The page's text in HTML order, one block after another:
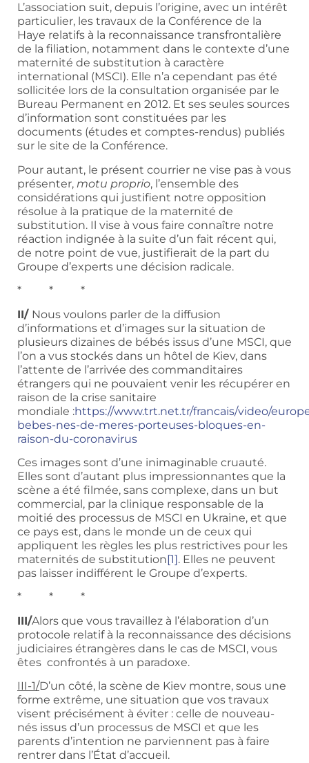
L’association suit, depuis l’origine, avec un intérêt
particulier, les travaux de la Conférence de la
Haye relatifs à la reconnaissance transfrontalière
de la filiation, notamment dans le contexte d’une
maternité de substitution à caractère
international (MSCI). Elle n’a cependant pas été
sollicitée lors de la consultation organisée par le
Bureau Permanent en 2012. Et ses seules sources
d’information sont constituées par les
documents (études et comptes-rendus) publiés
sur le site de la Conférence.
Pour autant, le présent courrier ne vise pas à vous
présenter, motu proprio, l’ensemble des
considérations qui justifient notre opposition
résolue à la pratique de la maternité de
substitution. Il vise à vous faire connaître notre
réaction indignée à la suite d’un fait récent qui,
de notre point de vue, justifierait de la part du
Groupe d’experts une décision radicale.
* * *
II/ Nous voulons parler de la diffusion
d’informations et d’images sur la situation de
plusieurs dizaines de bébés issus d’une MSCI, que
l’on a vus stockés dans un hôtel de Kiev, dans
l’attente de l’arrivée des commanditaires
étrangers qui ne pouvaient venir les récupérer en
raison de la crise sanitaire
mondiale :https://www.trt.net.tr/francais/video/
bebes-nes-de-meres-porteuses-bloques-en-
raison-du-coronavirus
Ces images sont d’une inimaginable cruauté.
Elles sont d’autant plus impressionnantes que la
scène a été filmée, sans complexe, dans un but
commercial, par la clinique responsable de la
moitié des processus de MSCI en Ukraine, et que
ce pays est, dans le monde un de ceux qui
appliquent les règles les plus restrictives pour les
maternités de substitution[1]. Elles ne peuvent
pas laisser indifférent le Groupe d’experts.
* * *
III/Alors que vous travaillez à l’élaboration d’un
protocole relatif à la reconnaissance des décisions
judiciaires étrangères dans le cas de MSCI, vous
êtes confrontés à un paradoxe.
III-1/D’un côté, la scène de Kiev montre, sous une
forme extrême, une situation que vos travaux
visent précisément à éviter : celle de nouveau-
nés issus d’un processus de MSCI et que les
parents d’intention ne parviennent pas à faire
rentrer dans l’État d’accueil.